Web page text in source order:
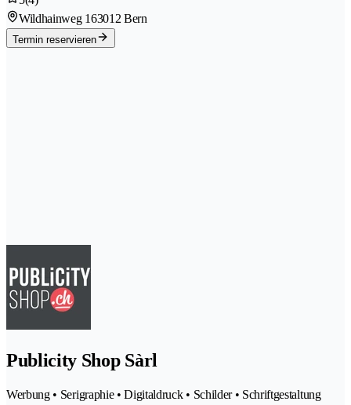
Wildhainweg 163012 Bern
Termin reservieren
Publicity Shop Sàrl
Werbung • Serigraphie • Digitaldruck • Schilder • Schriftgestaltung